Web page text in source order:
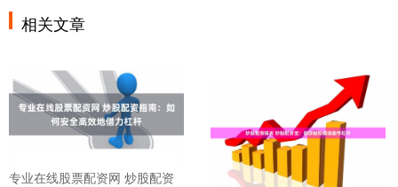
相关文章
专业在线股票配资网 炒股配资